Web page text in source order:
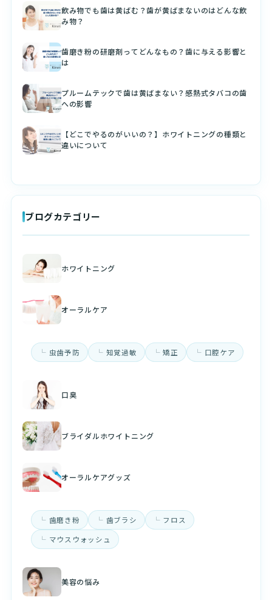
飲み物でも歯は黄ばむ？歯が黄ばまないのはどんな飲
み物？
歯磨き粉の研磨剤ってどんなもの？歯に与える影響と
は
プルームテックで歯は黄ばまない？感熱式タバコの歯
への影響
【どこでやるのがいいの？】ホワイトニングの種類と
違いについて
ブログカテゴリー
ホワイトニング
オーラルケア
虫歯予防 知覚過敏 矯正 口腔ケア
口臭
ブライダルホワイトニング
オーラルケアグッズ
歯磨き粉 歯ブラシ
フロス
マウスウォッシュ
美容の悩み